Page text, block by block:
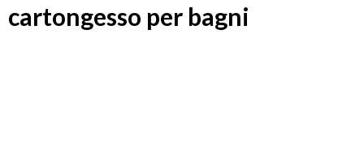
cartongesso per bagni